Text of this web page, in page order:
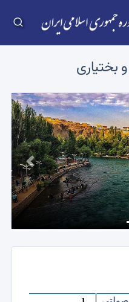
بختیاری
Previous